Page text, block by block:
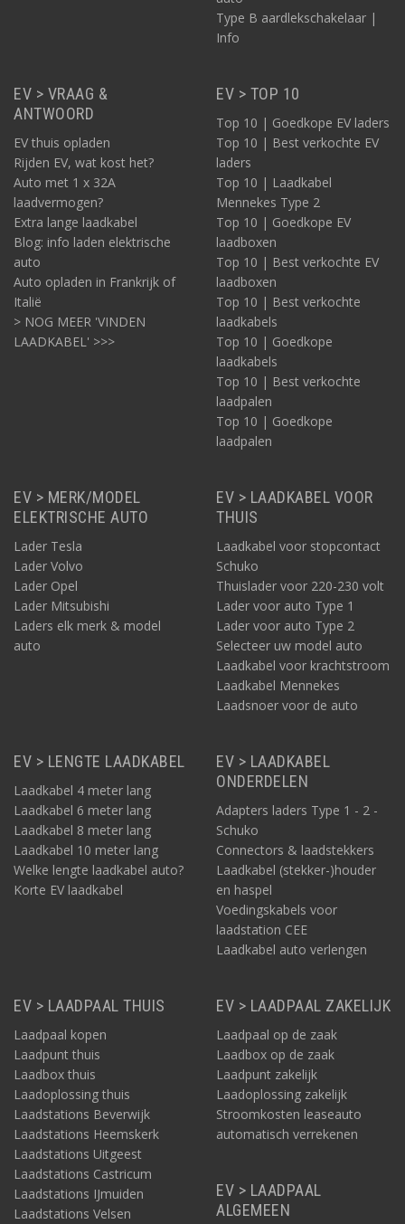
Type B aardlekschakelaar |
Info
EV > VRAAG &
ANTWOORD
EV thuis opladen
Rijden EV, wat kost het?
Auto met 1 x 32A
laadvermogen?
Extra lange laadkabel
Blog: info laden elektrische
auto
Auto opladen in Frankrijk of
Italië
> NOG MEER 'VINDEN
LAADKABEL' >>>
EV > TOP 10
Top 10 | Goedkope EV laders
Top 10 | Best verkochte EV
laders
Top 10 | Laadkabel
Mennekes Type 2
Top 10 | Goedkope EV
laadboxen
Top 10 | Best verkochte EV
laadboxen
Top 10 | Best verkochte
laadkabels
Top 10 | Goedkope
laadkabels
Top 10 | Best verkochte
laadpalen
Top 10 | Goedkope
laadpalen
EV > MERK/MODEL
ELEKTRISCHE AUTO
Lader Tesla
Lader Volvo
Lader Opel
Lader Mitsubishi
Laders elk merk & model
auto
EV > LAADKABEL VOOR
THUIS
Laadkabel voor stopcontact
Schuko
Thuislader voor 220-230 volt
Lader voor auto Type 1
Lader voor auto Type 2
Selecteer uw model auto
Laadkabel voor krachtstroom
Laadkabel Mennekes
Laadsnoer voor de auto
EV > LENGTE LAADKABEL
Laadkabel 4 meter lang
Laadkabel 6 meter lang
Laadkabel 8 meter lang
Laadkabel 10 meter lang
Welke lengte laadkabel auto?
Korte EV laadkabel
EV > LAADKABEL
ONDERDELEN
Adapters laders Type 1 - 2 -
Schuko
Connectors & laadstekkers
Laadkabel (stekker-)houder
en haspel
Voedingskabels voor
laadstation CEE
Laadkabel auto verlengen
EV > LAADPAAL THUIS
Laadpaal kopen
Laadpunt thuis
Laadbox thuis
Laadoplossing thuis
Laadstations Beverwijk
Laadstations Heemskerk
Laadstations Uitgeest
Laadstations Castricum
Laadstations IJmuiden
Laadstations Velsen
EV > LAADPAAL ZAKELIJK
Laadpaal op de zaak
Laadbox op de zaak
Laadpunt zakelijk
Laadoplossing zakelijk
Stroomkosten leaseauto
automatisch verrekenen
EV > LAADPAAL
ALGEMEEN